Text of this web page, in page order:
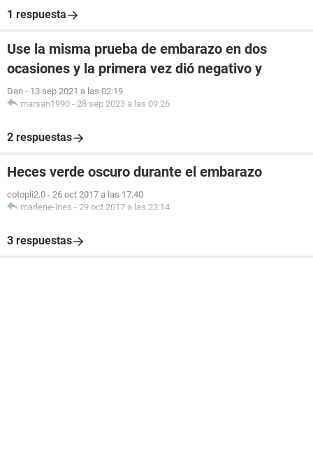
1 respuesta
Use la misma prueba de embarazo en dos
ocasiones y la primera vez dió negativo y
Dan - 13 sep 2021 a las 02:19
marsan1990 - 28 sep 2023 a las 09:26
2 respuestas
Heces verde oscuro durante el embarazo
cotopli2.0 - 26 oct 2017 a las 17:40
marlene-ines - 29 oct 2017 a las 23:14
3 respuestas